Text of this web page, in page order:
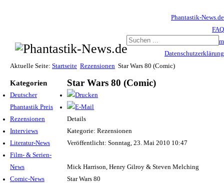
Phantastik-News.de
FAQ
Impressum
Datenschutzerklärung
Haftungsausschluss
Aktuelle Seite: Startseite Rezensionen Star Wars 80 (Comic)
Kategorien
Deutscher
Phantastik Preis
Rezensionen
Interviews
Literatur-News
Film- & Serien-
News
Comic-News
Star Wars 80 (Comic)
Details
Kategorie: Rezensionen
Veröffentlicht: Sonntag, 23. Mai 2010 10:47
Mick Harrison, Henry Gilroy & Steven Melching
Star Wars 80